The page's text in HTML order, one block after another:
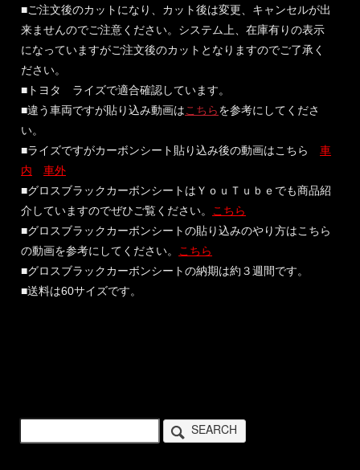
■ご注文後のカットになり、カット後は変更、キャンセルが出
来ませんのでご注意ください。システム上、在庫有りの表示
になっていますがご注文後のカットとなりますのでご了承く
ださい。
■トヨタ ライズで適合確認しています。
■違う車両ですが貼り込み動画はこちらを参考にしてくださ
い。
■ライズですがカーボンシート貼り込み後の動画はこちら車
内
車外
■グロスブラックカーボンシートはＹｏｕＴｕｂｅでも商品紹
介していますのでぜひご覧ください。 こちら
■グロスブラックカーボンシートの貼り込みのやり方はこちら
の動画を参考にしてください。 こちら
■グロスブラックカーボンシートの納期は約３週間です。
■送料は60サイズです。
SEARCH